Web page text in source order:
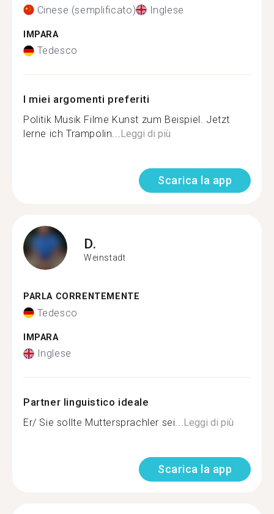
Cinese (semplificato) Inglese
IMPARA
Tedesco
I miei argomenti preferiti
Politik Musik Filme Kunst zum Beispiel. Jetzt
lerne ich Trampolin...Leggi di più
Scarica la app
D.
Weinstadt
PARLA CORRENTEMENTE
Tedesco
IMPARA
Inglese
Partner linguistico ideale
Er/ Sie sollte Muttersprachler sei...Leggi di più
Scarica la app